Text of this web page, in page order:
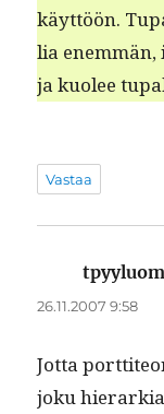
käyt­töön.
lia
ja kuolee
Vastaa
26.11.2007 9:58
Jot­ta
joku